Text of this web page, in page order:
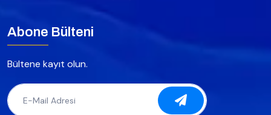
Abone Bülteni
Bültene kayıt olun.